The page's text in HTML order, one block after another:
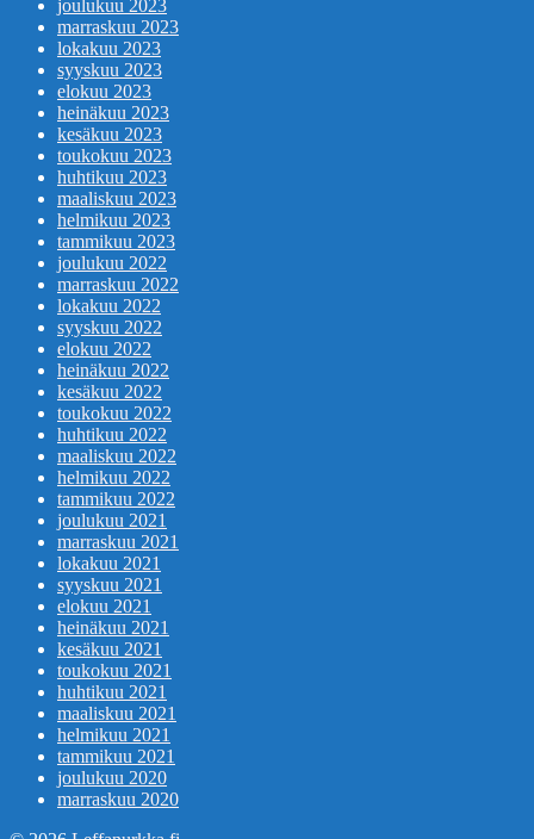
joulukuu 2023
marraskuu 2023
lokakuu 2023
syyskuu 2023
elokuu 2023
heinäkuu 2023
kesäkuu 2023
toukokuu 2023
huhtikuu 2023
maaliskuu 2023
helmikuu 2023
tammikuu 2023
joulukuu 2022
marraskuu 2022
lokakuu 2022
syyskuu 2022
elokuu 2022
heinäkuu 2022
kesäkuu 2022
toukokuu 2022
huhtikuu 2022
maaliskuu 2022
helmikuu 2022
tammikuu 2022
joulukuu 2021
marraskuu 2021
lokakuu 2021
syyskuu 2021
elokuu 2021
heinäkuu 2021
kesäkuu 2021
toukokuu 2021
huhtikuu 2021
maaliskuu 2021
helmikuu 2021
tammikuu 2021
joulukuu 2020
marraskuu 2020